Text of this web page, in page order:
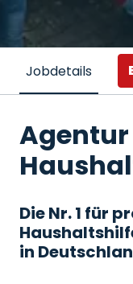
Jobdetails
Die Nr. 1 für
in